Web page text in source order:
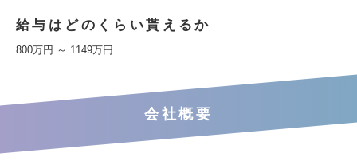
給与はどのくらい貰えるか
800万円 ～ 1149万円
会社概要